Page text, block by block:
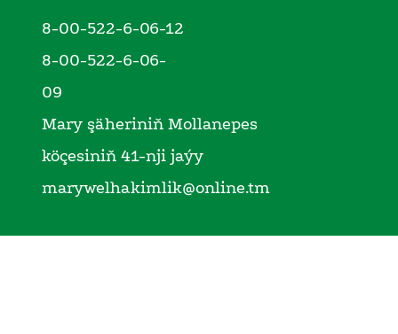
8-00-522-6-06-12
8-00-522-6-06-
09
Mary şäheriniň Mollanepes
köçesiniň 41-nji jaýy
marywelhakimlik@online.tm